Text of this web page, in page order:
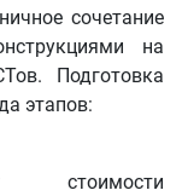
сочетание
на
Подготовка
этапов:
стоимости